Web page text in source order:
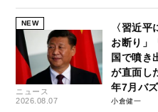
NEW
ニュース
2026.08.07
〈習近
お断り」
国で噴き
が直面し
年7月バ
小倉健一